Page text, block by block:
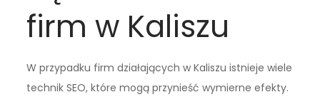
firm w Kaliszu
W przypadku firm działających w Kaliszu istnieje wiele
technik SEO, które mogą przynieść wymierne efekty.